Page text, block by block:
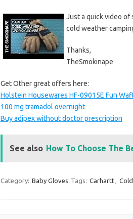
Just a quick video of
cold weather
Thanks,
TheSmokinape
Get Other great offers here:
Holstein Housewares HF-09015E Fun
100 mg tramadol overnight
Buy adipex without doctor prescription
See also How To Choose The
Category: Baby Gloves Tags: Carhartt, Cold